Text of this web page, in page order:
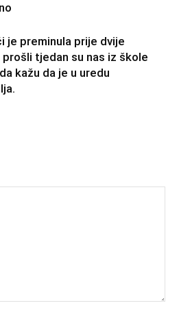
je preminula prije dvije
prošli tjedan su nas iz škole
kažu da je u uredu